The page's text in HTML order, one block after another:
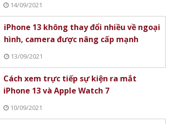
14/09/2021
iPhone 13 không thay đổi nhiều về ngoại
hình, camera được nâng cấp mạnh
13/09/2021
Cách xem trực tiếp sự kiện ra mắt
iPhone 13 và Apple Watch 7
10/09/2021